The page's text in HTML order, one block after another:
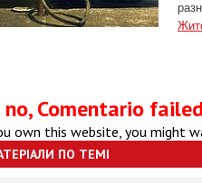
no, Comentario
own this website, you might
ПО ТЕМІ